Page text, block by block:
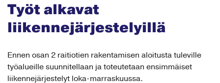
Työt alkavat
liikennejärjestelyillä
Ennen osan 2 raitiotien rakentamisen aloitusta tuleville
työalueille suunnitellaan ja toteutetaan ensimmäiset
liikennejärjestelyt loka-marraskuussa.